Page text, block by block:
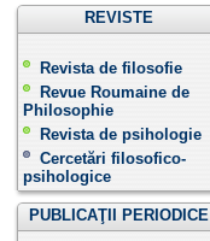
REVISTE
Revista de filosofie
Revue Roumaine de
Philosophie
Revista de psihologie
Cercetări filosofico-
psihologice
PUBLICAŢII PERIODICE
Informatiile,
Institutului
cu toate